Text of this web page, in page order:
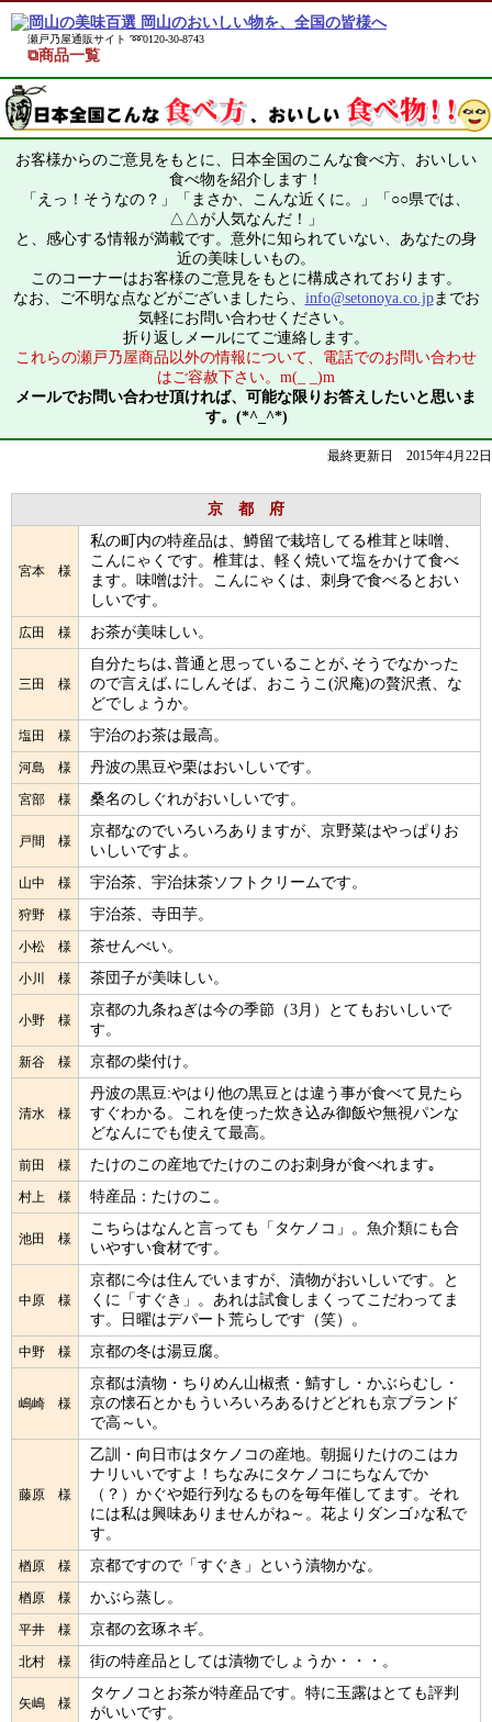
瀬戸乃屋通販サイト ➿0120-30-8743
⧉商品一覧
お客様からのご意見をもとに、日本全国のこんな食べ方、おいしい
食べ物を紹介します！
「えっ！そうなの？」「まさか、こんな近くに。」「○○県では、
△△が人気なんだ！」
と、感心する情報が満載です。意外に知られていない、あなたの身
近の美味しいもの。
このコーナーはお客様のご意見をもとに構成されております。
なお、ご不明な点などがございましたら、 info@setonoya.co.jpまでお
気軽にお問い合わせください。
折り返しメールにてご連絡します。
これらの瀬戸乃屋商品以外の情報について、電話でのお問い合わせ
はご容赦下さい。m(_ _)m
メールでお問い合わせ頂ければ、可能な限りお答えしたいと思いま
す。(*^_^*)
最終更新日 2015年4月22日
京 都 府
宮本 様
私の町内の特産品は、鱒留で栽培してる椎茸と味噌、
こんにゃくです。椎茸は、軽く焼いて塩をかけて食べ
ます。味噌は汁。こんにゃくは、刺身で食べるとおい
しいです。
広田 様 お茶が美味しい。
三田 様
自分たちは､普通と思っていることが､そうでなかった
ので言えば､にしんそば、おこうこ(沢庵)の贅沢煮、な
どでしょうか。
塩田 様 宇治のお茶は最高。
河島 様 丹波の黒豆や栗はおいしいです。
宮部 様 桑名のしぐれがおいしいです。
戸間 様
京都なのでいろいろありますが、京野菜はやっぱりお
いしいですよ。
山中 様 宇治茶、宇治抹茶ソフトクリームです。
狩野 様 宇治茶、寺田芋。
小松 様 茶せんべい。
小川 様 茶団子が美味しい。
小野 様
京都の九条ねぎは今の季節（3月）とてもおいしいで
す。
新谷 様 京都の柴付け。
清水 様
丹波の黒豆:やはり他の黒豆とは違う事が食べて見たら
すぐわかる。これを使った炊き込み御飯や無視パンな
どなんにでも使えて最高。
前田 様 たけのこの産地でたけのこのお刺身が食べれます｡
村上 様 特産品：たけのこ。
池田 様
こちらはなんと言っても「タケノコ」。魚介類にも合
いやすい食材です。
中原 様
京都に今は住んでいますが、漬物がおいしいです。と
くに「すぐき」。あれは試食しまくってこだわってま
す。日曜はデパート荒らしです（笑）。
中野 様 京都の冬は湯豆腐。
嶋崎 様
京都は漬物・ちりめん山椒煮・鯖すし・かぶらむし・
京の懐石とかもういろいろあるけどどれも京ブランド
で高～い。
藤原 様
乙訓・向日市はタケノコの産地。朝掘りたけのこはカ
ナリいいですよ！ちなみにタケノコにちなんでか
（？）かぐや姫行列なるものを毎年催してます。それ
には私は興味ありませんがね～。花よりダンゴ♪な私で
す。
楢原 様 京都ですので「すぐき」という漬物かな。
楢原 様 かぶら蒸し。
平井 様 京都の玄琢ネギ。
北村 様 街の特産品としては漬物でしょうか・・・。
矢嶋 様
タケノコとお茶が特産品です。特に玉露はとても評判
がいいです。